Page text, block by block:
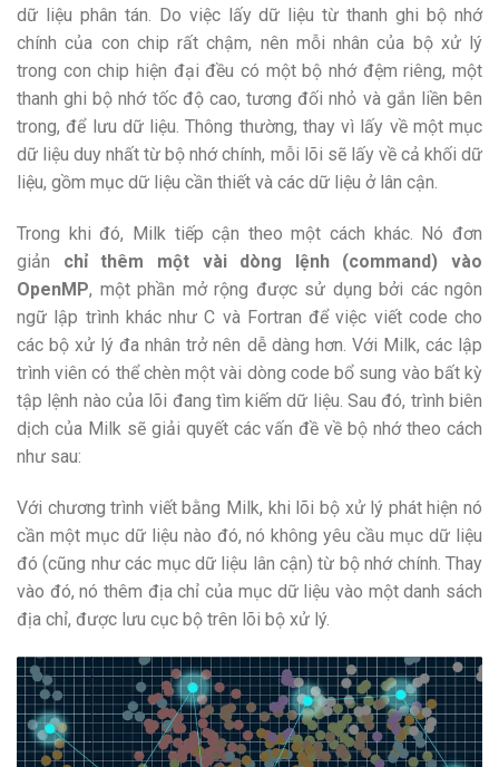
dữ liệu phân tán. Do việc lấy dữ liệu từ thanh ghi bộ nhớ
chính của con chip rất chậm, nên mỗi nhân của bộ xử lý
trong con chip hiện đại đều có một bộ nhớ đệm riêng, một
thanh ghi bộ nhớ tốc độ cao, tương đối nhỏ và gắn liền bên
trong, để lưu dữ liệu. Thông thường, thay vì lấy về một mục
dữ liệu duy nhất từ bộ nhớ chính, mỗi lõi sẽ lấy về cả khối dữ
liệu, gồm mục dữ liệu cần thiết và các dữ liệu ở lân cận.
Trong khi đó, Milk tiếp cận theo một cách khác. Nó đơn
giản chỉ thêm một vài dòng lệnh (command) vào
OpenMP, một phần mở rộng được sử dụng bởi các ngôn
ngữ lập trình khác như C và Fortran để việc viết code cho
các bộ xử lý đa nhân trở nên dễ dàng hơn. Với Milk, các lập
trình viên có thể chèn một vài dòng code bổ sung vào bất kỳ
tập lệnh nào của lõi đang tìm kiếm dữ liệu. Sau đó, trình biên
dịch của Milk sẽ giải quyết các vấn đề về bộ nhớ theo cách
như sau:
Với chương trình viết bằng Milk, khi lõi bộ xử lý phát hiện nó
cần một mục dữ liệu nào đó, nó không yêu cầu mục dữ liệu
đó (cũng như các mục dữ liệu lân cận) từ bộ nhớ chính. Thay
vào đó, nó thêm địa chỉ của mục dữ liệu vào một danh sách
địa chỉ, được lưu cục bộ trên lõi bộ xử lý.